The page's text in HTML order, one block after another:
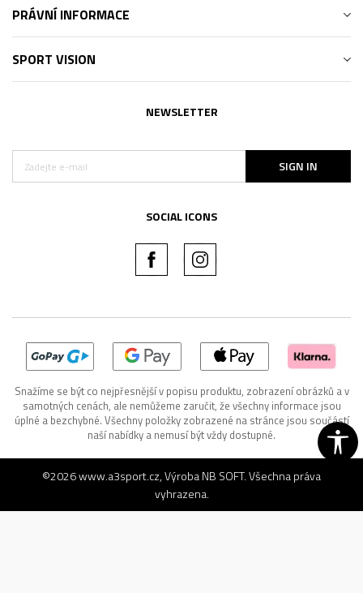
PRÁVNÍ INFORMACE
SPORT VISION
NEWSLETTER
SIGN IN
SOCIAL ICONS
Snažíme se být co nejpřesnější v popisu produktu, zobrazení obrázků a v
samotných cenách, ale nemůžeme zaručit, že všechny informace jsou
úplné a bezchybné. Všechny položky zobrazené na stránce jsou součástí
naší nabídky a nemusí být vždy dostupné.
©2026www.a3sport.cz, VýrobaNB SOFT. Všechna práva
vyhrazena.